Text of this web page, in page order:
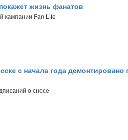
жизнь фанатов
кампании Fan Life
с начала года демонтировано
о сносе